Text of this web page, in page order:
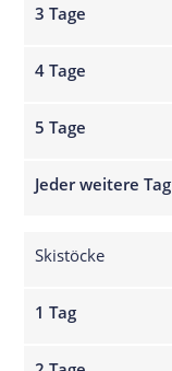
3 Tage
4 Tage
5 Tage
Jeder weitere Tag
1 Tag
Skistöcke